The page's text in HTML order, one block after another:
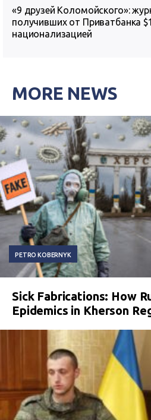
«9 друзей Коломойского»:
получивших от Приватбанка
национализацией
MORE NEWS
PETRO KOBERNYK
Sick Fabrications: How
Epidemics in Kherson